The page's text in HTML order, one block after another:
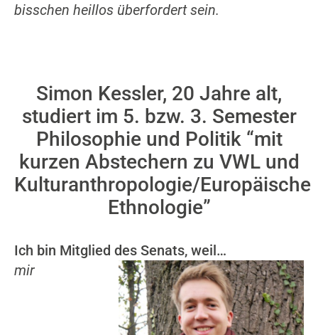
bisschen heillos überfordert sein.
Simon Kessler, 20 Jahre alt,
studiert im 5. bzw. 3. Semester
Philosophie und Politik “mit
kurzen Abstechern zu VWL und
Kulturanthropologie/Europäische
Ethnologie”
Ich bin Mitglied des Senats, weil…
mir